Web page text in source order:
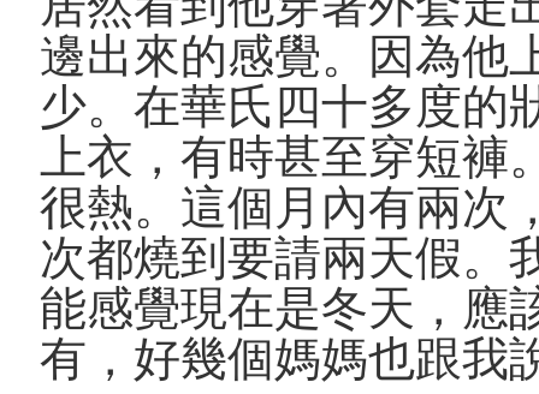
邊出來的感覺。因為他
少。在華氏四十多度的
上衣，有時甚至穿短褲
很熱。這個月內有兩次
次都燒到要請兩天假。
能感覺現在是冬天，應
有，好幾個媽媽也跟我